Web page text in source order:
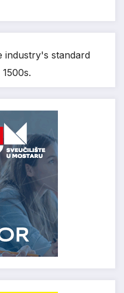
industry's standard